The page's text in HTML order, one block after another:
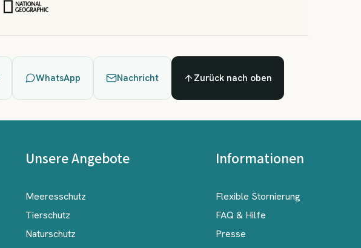
WhatsApp Nachricht Zurück nach oben
Unsere Angebote
Meeresschutz
Tierschutz
Naturschutz
Informationen
Flexible Stornierung
FAQ & Hilfe
Presse